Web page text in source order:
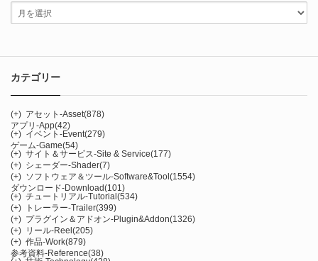
カテゴリー
(+) アセット-Asset(878)
アプリ-App(42)
(+) イベント-Event(279)
ゲーム-Game(54)
(+) サイト＆サービス-Site & Service(177)
(+) シェーダー-Shader(7)
(+) ソフトウェア＆ツール-Software&Tool (1554)
ダウンロード-Download(101)
(+) チュートリアル-Tutorial (534)
(+)
トレーラー-Trailer(399)
(+) プラグイン＆アドオン-Plugin&Addon(1326)
(+) リール-Reel (205)
(+) 作品-Work(879)
参考資料-Reference(38)